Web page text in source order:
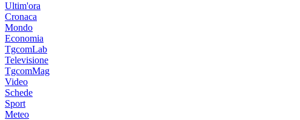
Ultim'ora
Cronaca
Mondo
Economia
TgcomLab
Televisione
TgcomMag
Video
Schede
Sport
Meteo